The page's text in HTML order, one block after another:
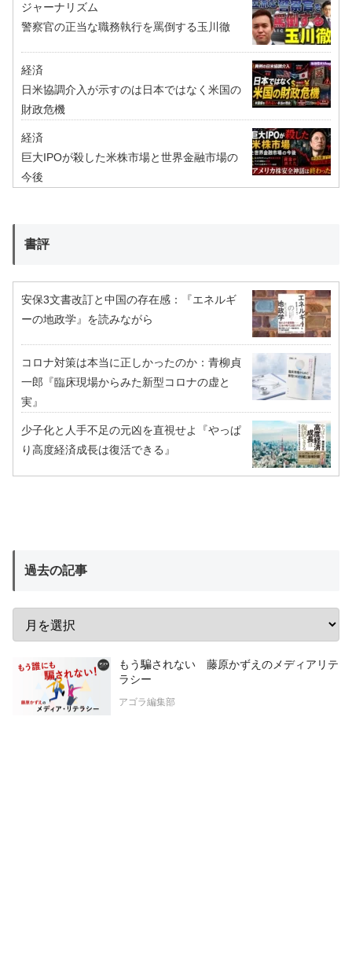
ジャーナリズム
警察官の正当な職務執行を罵倒する玉川徹
経済
日米協調介入が示すのは日本ではなく米国の
財政危機
経済
巨大IPOが殺した米株市場と世界金融市場の
今後
書評
安保3文書改訂と中国の存在感：『エネルギ
ーの地政学』を読みながら
コロナ対策は本当に正しかったのか：青柳貞
一郎『臨床現場からみた新型コロナの虚と
実』
少子化と人手不足の元凶を直視せよ『やっぱ
り高度経済成長は復活できる』
過去の記事
もう騙されない 藤原かずえのメディアリテ
ラシー
アゴラ編集部